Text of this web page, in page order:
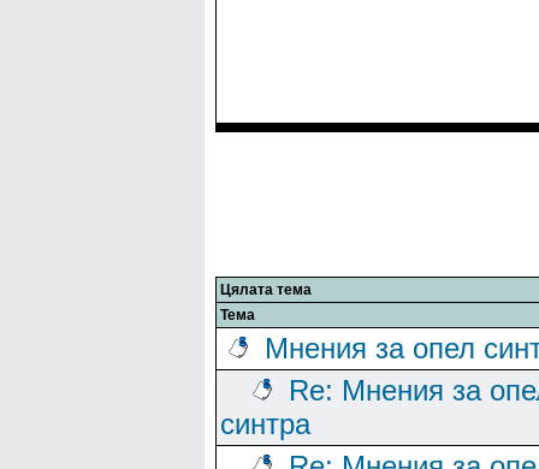
Цялата тема
Тема
Мнения за опел
Re: Мнения за
синтра